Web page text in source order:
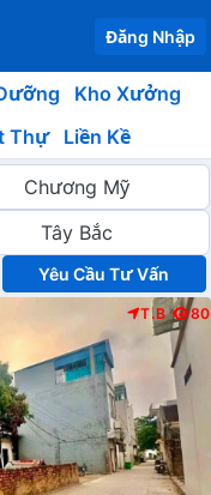
Đăng Nhập
Kho Xưởng
Thự Liền Kề
Yêu Cầu Tư Vấn
T.B 80